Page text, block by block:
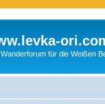
für die Weißen